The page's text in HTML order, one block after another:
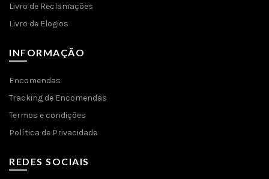
Livro de Reclamações
Livro de Elogios
INFORMAÇÃO
Encomendas
Tracking de Encomendas
Termos e condições
Política de Privacidade
REDES SOCIAIS